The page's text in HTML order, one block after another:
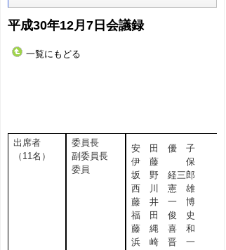
平成30年12月7日会議録
一覧にもどる
出席者
（11名）
委員長
副委員長
委員
安 田 優 子
伊 藤 保
坂 野 経三郎
西 川 憲 雄
藤 井 一 博
福 田 俊 史
藤 縄 喜 和
浜 崎 晋 一